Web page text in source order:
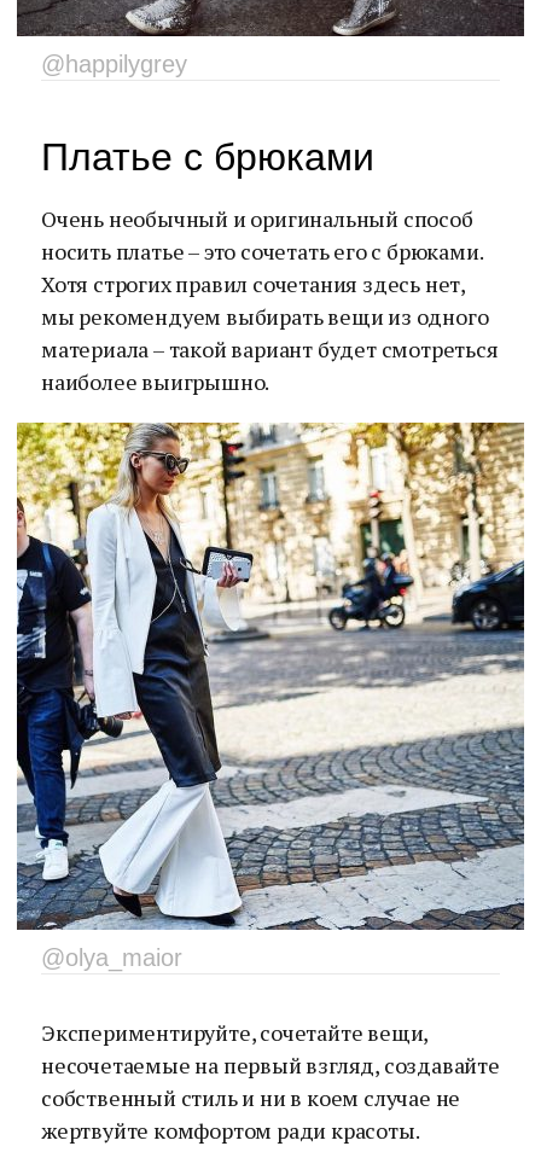
@happilygrey
Платье с брюками
Очень необычный и оригинальный способ
носить платье – это сочетать его с брюками.
Хотя строгих правил сочетания здесь нет,
мы рекомендуем выбирать вещи из одного
материала – такой вариант будет смотреться
наиболее выигрышно.
@olya_maior
Экспериментируйте, сочетайте вещи,
несочетаемые на первый взгляд, создавайте
собственный стиль и ни в коем случае не
жертвуйте комфортом ради красоты.